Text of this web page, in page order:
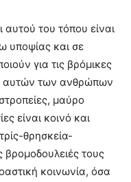
του τόπου είναι
υποψίας και σε
για τις βρόμικες
αυτών των ανθρώπων
μαύρο
είναι κοινό και
θρησκεία-
βρομοδουλειές τους
κοινωνία, όσα